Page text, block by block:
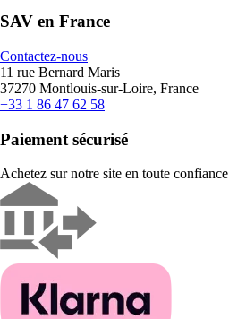
SAV en France
Contactez-nous
11 rue Bernard Maris
37270 Montlouis-sur-Loire, France
+33 1 86 47 62 58
Paiement sécurisé
Achetez sur notre site en toute confiance